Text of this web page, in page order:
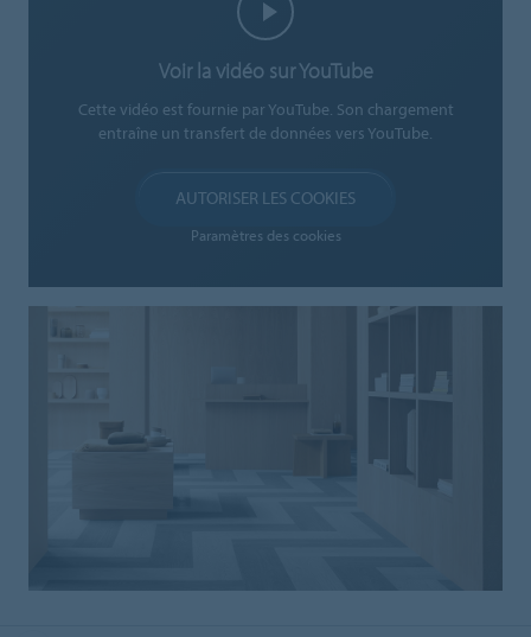
Voir la vidéo sur YouTube
Cette vidéo est fournie par YouTube. Son chargement
entraîne un transfert de données vers YouTube.
AUTORISER LES COOKIES
Paramètres des cookies